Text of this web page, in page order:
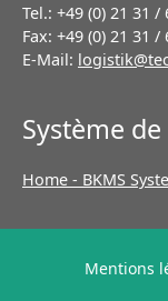
Tel.: +49 (0) 21 31 /
Fax: +49 (0) 21 31 /
E-Mail:
Système
Home - BKMS
Mentions